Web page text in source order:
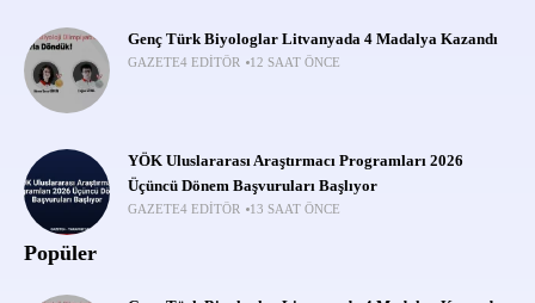
Genç Türk Biyologlar Litvanyada 4 Madalya Kazandı
GAZETE4 EDITÖR 12 SAAT ÖNCE
YÖK Uluslararası Araştırmacı Programları 2026
Üçüncü Dönem Başvuruları Başlıyor
GAZETE4 EDITÖR 13 SAAT ÖNCE
Popüler